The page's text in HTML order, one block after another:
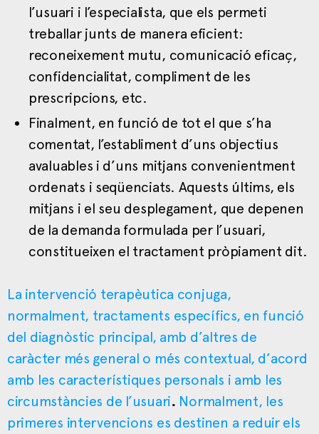
l’usuari i l’especialista, que els permeti
treballar junts de manera eficient:
reconeixement mutu, comunicació eficaç,
confidencialitat, compliment de les
prescripcions, etc.
Finalment, en funció de tot el que s’ha
comentat, l’establiment d’uns objectius
avaluables i d’uns mitjans convenientment
ordenats i seqüenciats. Aquests últims, els
mitjans i el seu desplegament, que depenen
de la demanda formulada per l’usuari,
constitueixen el tractament pròpiament dit.
La intervenció terapèutica conjuga,
normalment, tractaments específics, en funció
del diagnòstic principal, amb d’altres de
caràcter més general o més contextual, d’acord
amb les característiques personals i amb les
circumstàncies de l’usuari. Normalment, les
primeres intervencions es destinen a reduir els